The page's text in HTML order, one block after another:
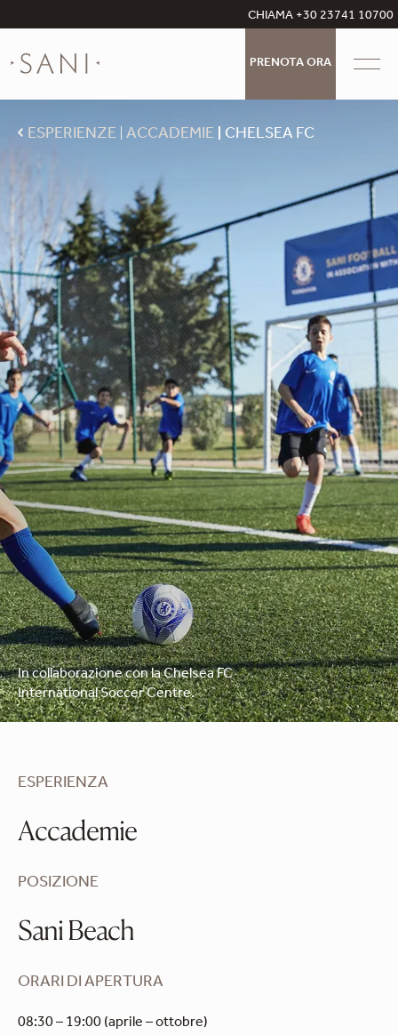
CHIAMA +30 23741 10700
PRENOTA ORA
In collaborazione con la Chelsea FC
International Soccer Centre.
ESPERIENZE ACCADEMIE CHELSEA FC
ESPERIENZA
Accademie
POSIZIONE
Sani Beach
ORARI DI APERTURA
08:30 – 19:00 (aprile – ottobre)